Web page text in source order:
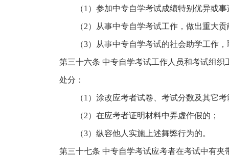
（1）参加中专自学考试成绩特别优异或事
（2）从事中专自学考试工作，做出重大贡
（3）从事中专自学考试的社会助学工作，
第三十六条 中专自学考试工作人员和考试组
处分：
（1）涂改应考者试卷、考试分数及其它考
（2）在应考者证明材料中弄虚作假的；
（3）纵容他人实施上述舞弊行为的。
第三十七条 中专自学考试应考者在考试中有